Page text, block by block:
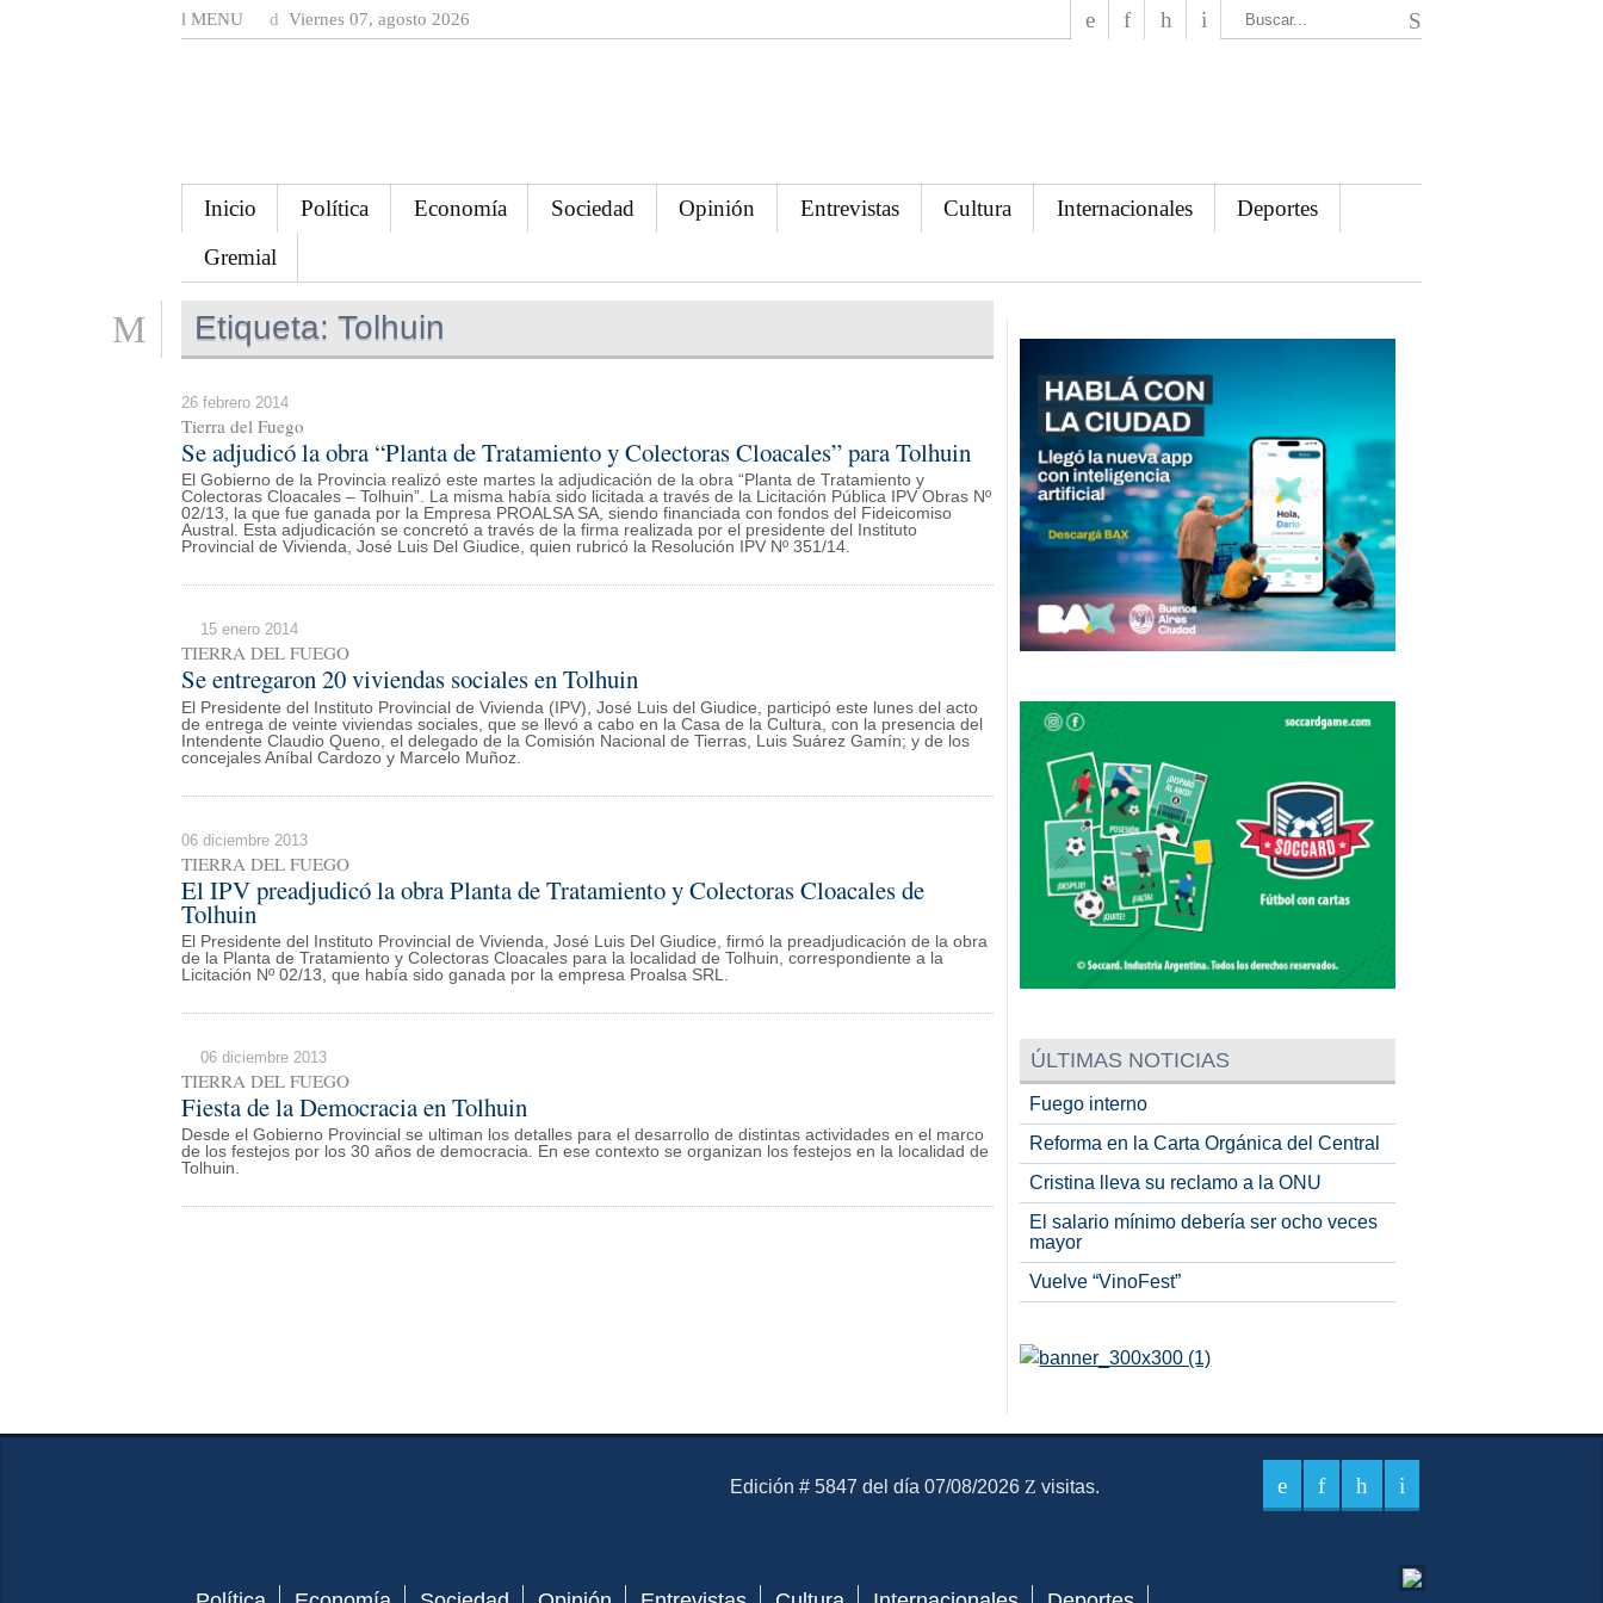
MENU Viernes 07, agosto 2026
Inicio Política Economía Sociedad Opinión Entrevistas Cultura Internacionales
Deportes
Gremial
Etiqueta: Tolhuin
26 febrero 2014
Tierra del Fuego
Se adjudicó la obra “Planta de Tratamiento y Colectoras Cloacales” para Tolhuin
El Gobierno de la Provincia realizó este martes la adjudicación de la obra “Planta de Tratamiento y
Colectoras Cloacales – Tolhuin”. La misma había sido licitada a través de la Licitación Pública IPV Obras Nº
02/13, la que fue ganada por la Empresa PROALSA SA, siendo financiada con fondos del Fideicomiso
Austral. Esta adjudicación se concretó a través de la firma realizada por el presidente del Instituto
Provincial de Vivienda, José Luis Del Giudice, quien rubricó la Resolución IPV Nº 351/14.
15 enero 2014
TIERRA DEL FUEGO
Se entregaron 20 viviendas sociales en Tolhuin
El Presidente del Instituto Provincial de Vivienda (IPV), José Luis del Giudice, participó este lunes del acto
de entrega de veinte viviendas sociales, que se llevó a cabo en la Casa de la Cultura, con la presencia del
Intendente Claudio Queno, el delegado de la Comisión Nacional de Tierras, Luis Suárez Gamín; y de los
concejales Aníbal Cardozo y Marcelo Muñoz.
06 diciembre 2013
TIERRA DEL FUEGO
El IPV preadjudicó la obra Planta de Tratamiento y Colectoras Cloacales de
Tolhuin
El Presidente del Instituto Provincial de Vivienda, José Luis Del Giudice, firmó la preadjudicación de la obra
de la Planta de Tratamiento y Colectoras Cloacales para la localidad de Tolhuin, correspondiente a la
Licitación Nº 02/13, que había sido ganada por la empresa Proalsa SRL.
06 diciembre 2013
TIERRA DEL FUEGO
Fiesta de la Democracia en Tolhuin
Desde el Gobierno Provincial se ultiman los detalles para el desarrollo de distintas actividades en el marco
de los festejos por los 30 años de democracia. En ese contexto se organizan los festejos en la localidad de
Tolhuin.
ÚLTIMAS NOTICIAS
Fuego interno
Reforma en la Carta Orgánica del Central
Cristina lleva su reclamo a la ONU
El salario mínimo debería ser ocho veces
mayor
Vuelve “VinoFest”
El Mensajero Diario
Edición # 5847 del día 07/08/2026 visitas.